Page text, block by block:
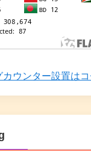
カウンター設置は